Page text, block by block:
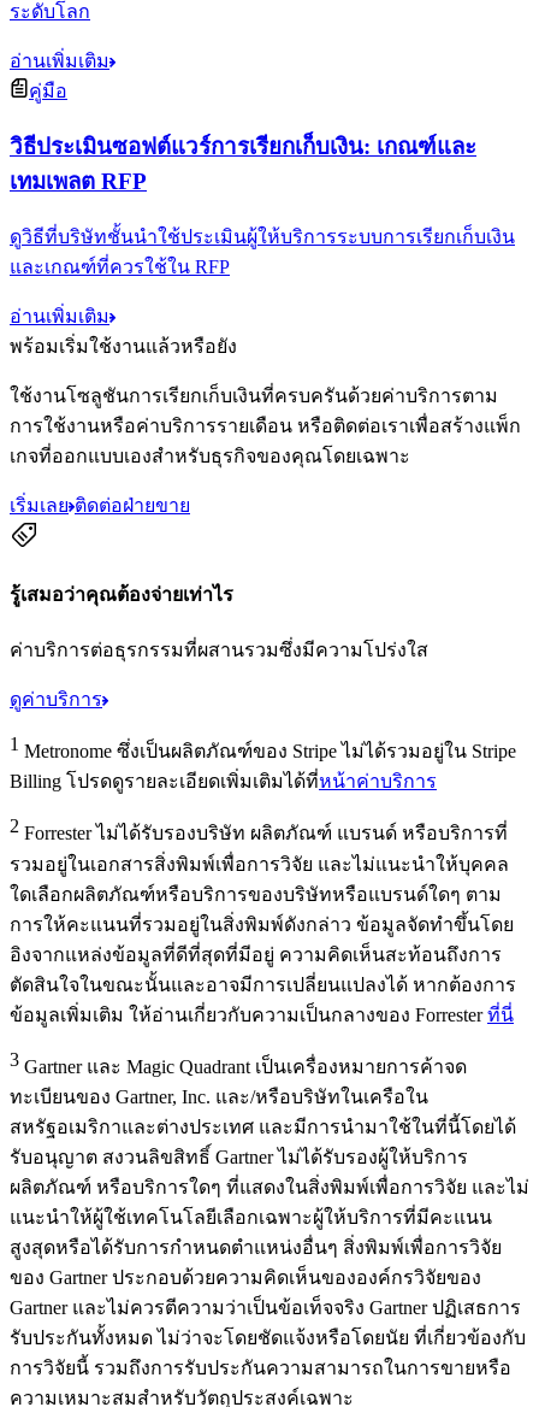
ระดับโลก
อ่านเพิ่มเติม
คู่มือ
วิธีประเมินซอฟต์แวร์การเรียกเก็บเงิน: เกณฑ์และ
เทมเพลต RFP
ดูวิธีที่บริษัทชั้นนำใช้ประเมินผู้ให้บริการระบบการเรียกเก็บเงิน
และเกณฑ์ที่ควรใช้ใน RFP
อ่านเพิ่มเติม
พร้อมเริ่มใช้งานแล้วหรือยัง
ใช้งานโซลูชันการเรียกเก็บเงินที่ครบครันด้วยค่าบริการตาม
การใช้งานหรือค่าบริการรายเดือน หรือติดต่อเราเพื่อสร้างแพ็ก
เกจที่ออกแบบเองสำหรับธุรกิจของคุณโดยเฉพาะ
เริ่มเลย ติดต่อฝ่ายขาย
รู้เสมอว่าคุณต้องจ่ายเท่าไร
ค่าบริการต่อธุรกรรมที่ผสานรวมซึ่งมีความโปร่งใส
ดูค่าบริการ
1 Metronome ซึ่งเป็นผลิตภัณฑ์ของ Stripe ไม่ได้รวมอยู่ใน Stripe
Billing โปรดดูรายละเอียดเพิ่มเติมได้ที่หน้าค่าบริการ
2 Forrester ไม่ได้รับรองบริษัท ผลิตภัณฑ์ แบรนด์ หรือบริการที่
รวมอยู่ในเอกสารสิ่งพิมพ์เพื่อการวิจัย และไม่แนะนำให้บุคคล
ใดเลือกผลิตภัณฑ์หรือบริการของบริษัทหรือแบรนด์ใดๆ ตาม
การให้คะแนนที่รวมอยู่ในสิ่งพิมพ์ดังกล่าว ข้อมูลจัดทำขึ้นโดย
อิงจากแหล่งข้อมูลที่ดีที่สุดที่มีอยู่ ความคิดเห็นสะท้อนถึงการ
ตัดสินใจในขณะนั้นและอาจมีการเปลี่ยนแปลงได้ หากต้องการ
ข้อมูลเพิ่มเติม ให้อ่านเกี่ยวกับความเป็นกลางของ Forresterที่นี่
3 Gartner และ Magic Quadrant เป็นเครื่องหมายการค้าจด
ทะเบียนของ Gartner, Inc. และ/หรือบริษัทในเครือใน
สหรัฐอเมริกาและต่างประเทศ และมีการนำมาใช้ในที่นี้โดยได้
รับอนุญาต สงวนลิขสิทธิ์ Gartner ไม่ได้รับรองผู้ให้บริการ
ผลิตภัณฑ์ หรือบริการใดๆ ที่แสดงในสิ่งพิมพ์เพื่อการวิจัย และไม่
แนะนำให้ผู้ใช้เทคโนโลยีเลือกเฉพาะผู้ให้บริการที่มีคะแนน
สูงสุดหรือได้รับการกำหนดตำแหน่งอื่นๆ สิ่งพิมพ์เพื่อการวิจัย
ของ Gartner ประกอบด้วยความคิดเห็นขององค์กรวิจัยของ
Gartner และไม่ควรตีความว่าเป็นข้อเท็จจริง Gartner ปฏิเสธการ
รับประกันทั้งหมด ไม่ว่าจะโดยชัดแจ้งหรือโดยนัย ที่เกี่ยวข้องกับ
การวิจัยนี้ รวมถึงการรับประกันความสามารถในการขายหรือ
ความเหมาะสมสำหรับวัตถุประสงค์เฉพาะ